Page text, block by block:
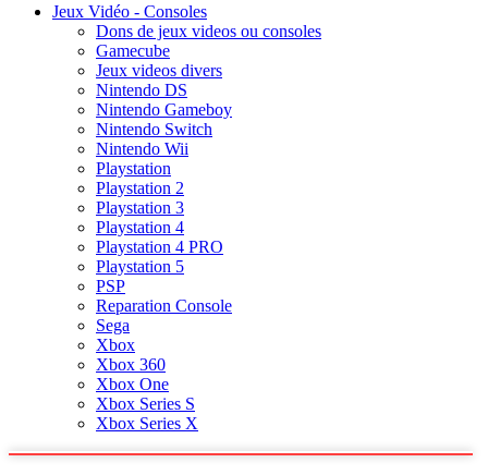
Jeux Vidéo - Consoles
Dons de jeux videos ou consoles
Gamecube
Jeux videos divers
Nintendo DS
Nintendo Gameboy
Nintendo Switch
Nintendo Wii
Playstation
Playstation 2
Playstation 3
Playstation 4
Playstation 4 PRO
Playstation 5
PSP
Reparation Console
Sega
Xbox
Xbox 360
Xbox One
Xbox Series S
Xbox Series X